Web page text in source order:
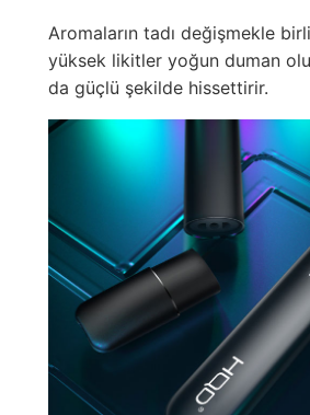
Aromaların tadı değişmekle
yüksek likitler yoğun duman
da güçlü şekilde hissettirir.